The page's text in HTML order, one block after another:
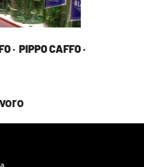
· PIPPO CAFFO ·